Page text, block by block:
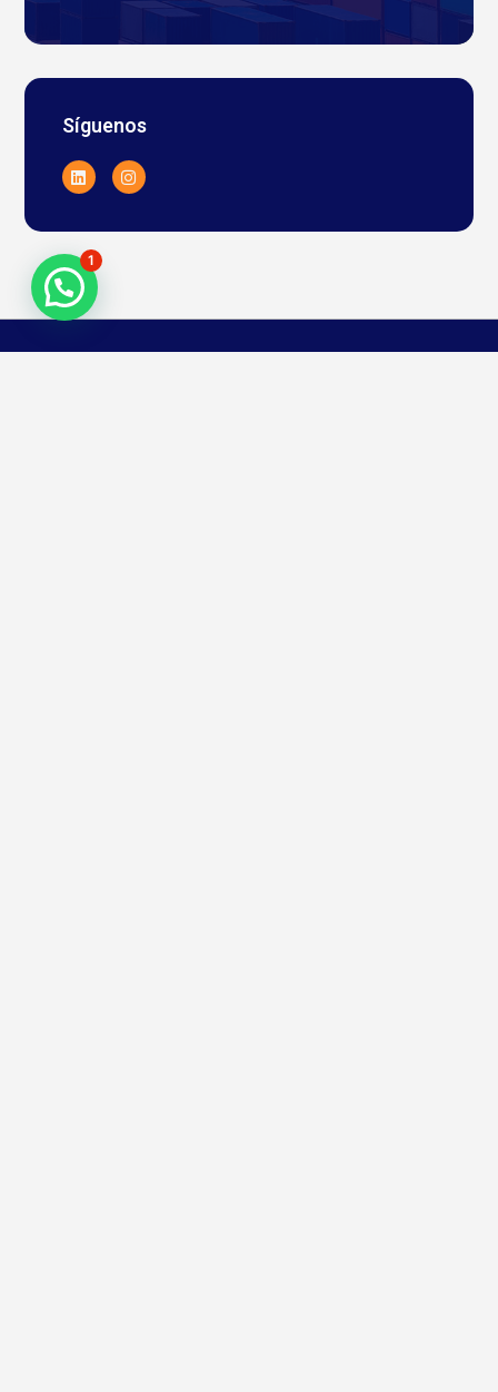
Síguenos
1